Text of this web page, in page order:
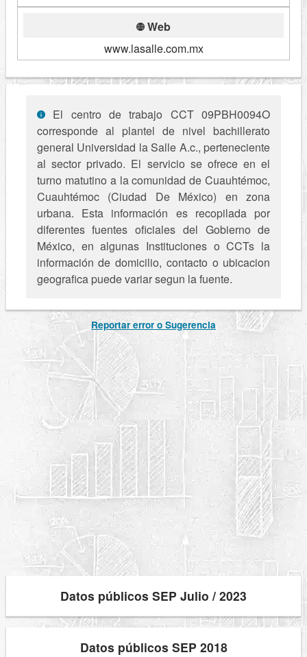
Web
www.lasalle.com.mx
El centro de trabajo CCT 09PBH0094O
corresponde al plantel de nivel bachillerato
general Universidad la Salle A.c., perteneciente
al sector privado. El servicio se ofrece en el
turno matutino a la comunidad de Cuauhtémoc,
Cuauhtémoc (Ciudad De México) en zona
urbana. Esta información es recopilada por
diferentes fuentes oficiales del Gobierno de
México, en algunas Instituciones o CCTs la
información de domicilio, contacto o ubicacion
geografica puede variar segun la fuente.
Reportar error o Sugerencia
Datos públicos SEP Julio / 2023
Datos públicos SEP 2018